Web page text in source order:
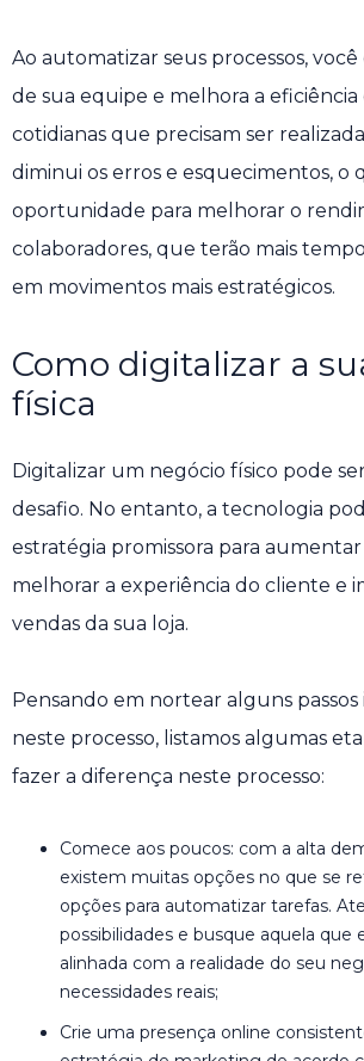
Ao automatizar seus processos,
de sua equipe e melhora a eficiência
cotidianas que precisam ser
diminui os erros e esquecimentos, o
oportunidade para melhorar o
colaboradores, que terão mais
em movimentos mais estratégicos.
Como digitalizar a
física
Digitalizar um negócio físico pode
desafio. No entanto, a tecnologia
estratégia promissora para aumentar
melhorar a experiência do cliente e
vendas da sua loja.
Pensando em nortear alguns
neste processo, listamos algumas
fazer a diferença neste processo:
Comece aos poucos: com a alta
existem muitas opções no que se
opções para automatizar tarefas.
possibilidades e busque aquela que
alinhada com a realidade do seu
necessidades reais;
Crie uma presença online